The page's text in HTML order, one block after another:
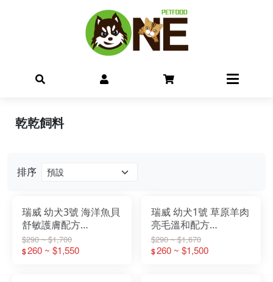
排序
瑞威 幼犬3號 海洋魚貝
舒敏護膚配方
500g/2KG/4KG
$290 ~ $1,700
$260 ~ $1,550
瑞威 幼犬1號 草原羊肉
亮毛溫和配方
500g/2KG/4KG
$290 ~ $1,670
$260 ~ $1,500
乾乾飼料